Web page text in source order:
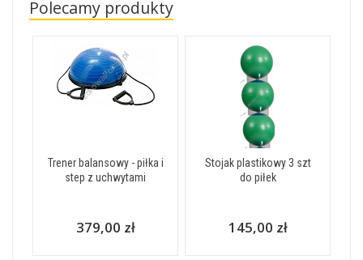
Polecamy produkty
Trener balansowy - piłka i
step z uchwytami
379,00 zł
Stojak plastikowy 3 szt
do piłek
145,00 zł